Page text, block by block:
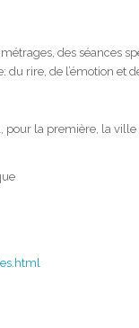
des séances
rire, de l’émotion et
la première, la ville